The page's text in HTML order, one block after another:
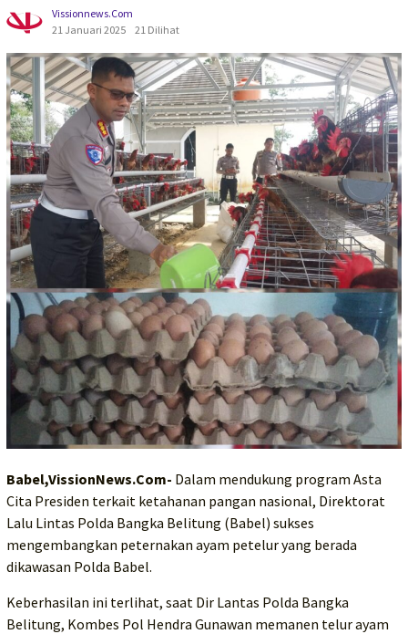
Vissionnews.com
21 Januari 2025
21 Dilihat
Babel,VissionNews.Com- Dalam mendukung program Asta
Cita Presiden terkait ketahanan pangan nasional, Direktorat
Lalu Lintas Polda Bangka Belitung (Babel) sukses
mengembangkan peternakan ayam petelur yang berada
dikawasan Polda Babel.
Keberhasilan ini terlihat, saat Dir Lantas Polda Bangka
Belitung, Kombes Pol Hendra Gunawan memanen telur ayam